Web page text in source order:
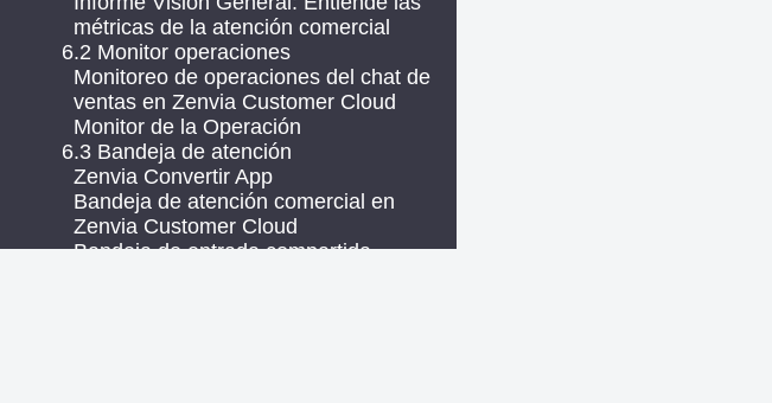
métricas de la atención comercial
6.2 Monitor operaciones
Monitoreo de operaciones del chat de
ventas en Zenvia Customer Cloud
Monitor de la Operación
6.3 Bandeja de atención
Zenvia Convertir App
Bandeja de atención comercial en
Zenvia Customer Cloud
Bandeja de entrada compartida